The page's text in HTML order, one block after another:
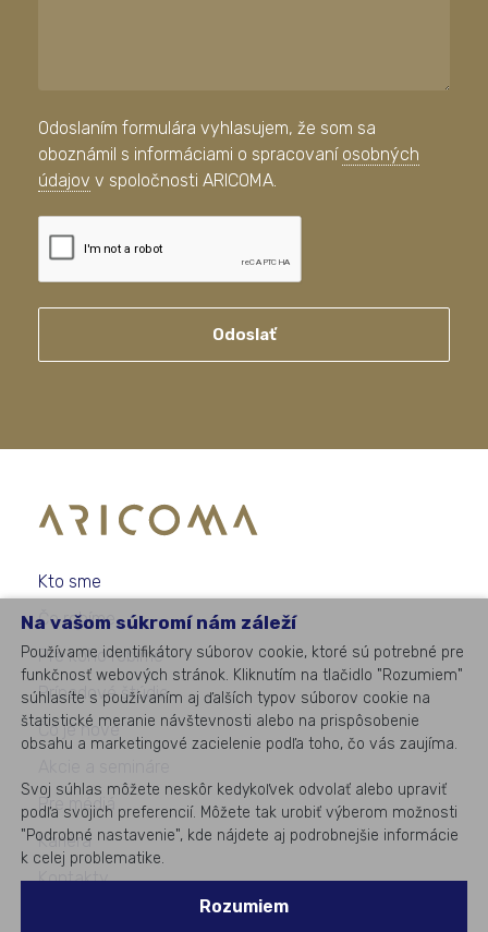
Odoslaním formulára vyhlasujem, že som sa
oboznámil s informáciami o spracovaní osobných
údajov v spoločnosti ARICOMA.
Odoslať
Na vašom súkromí nám záleží
Používame identifikátory súborov cookie, ktoré sú potrebné pre
funkčnosť webových stránok. Kliknutím na tlačidlo "Rozumiem"
súhlasíte s používaním aj ďalších typov súborov cookie na
štatistické meranie návštevnosti alebo na prispôsobenie
obsahu a marketingové zacielenie podľa toho, čo vás zaujíma.
Svoj súhlas môžete neskôr kedykoľvek odvolať alebo upraviť
podľa svojich preferencií. Môžete tak urobiť výberom možnosti
"Podrobné nastavenie", kde nájdete aj podrobnejšie informácie
k celej problematike.
Rozumiem
Kto sme
Čo robíme
Pre koho robíme
Prípadové štúdie
Čo je nové
Pre médiá
Kariéra
Kontakty